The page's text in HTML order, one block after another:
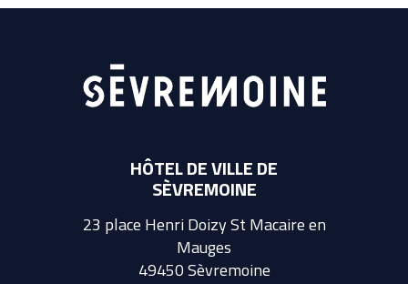
HÔTEL DE VILLE DE
SÈVREMOINE
23 place Henri Doizy St Macaire en
Mauges
49450 Sèvremoine